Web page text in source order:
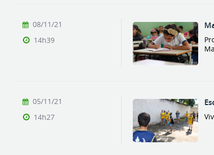
08/11/21
14h39
05/11/21
14h27